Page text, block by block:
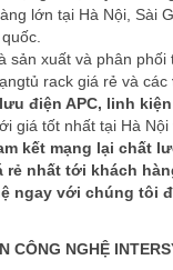
lớn tại Hà Nội, Sài
sản xuất và phân phối
rack giá rẻ và các
điện APC, linh
giá tốt nhất tại Hà Nội
kết mạng lại chất
rẻ nhất tới khách
ngay với chúng tôi
CÔNG NGHỆ